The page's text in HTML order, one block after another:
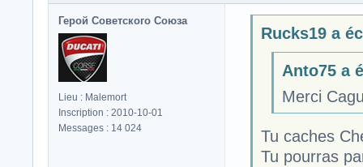
Герой Советского Союза
Lieu : Malemort
Inscription : 2010-10-01
Messages : 14 024
Rucks19 a
Anto75 a
Merci
Tu caches
Tu pourras